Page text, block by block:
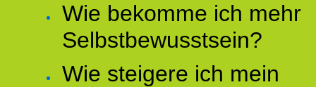
Wie bekomme ich mehr
Selbstbewusstsein?
Wie steigere ich mein